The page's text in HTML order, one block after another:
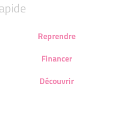
Reprendre
Financer
Découvrir